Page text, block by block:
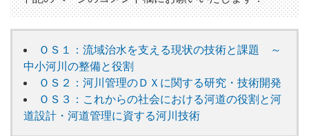
ＯＳ１：流域治水を支える現状の技術と課題 ～
中小河川の整備と役割
ＯＳ２：河川管理のＤＸに関する研究・技術開発
ＯＳ３：これからの社会における河道の役割と河
道設計・河道管理に資する河川技術